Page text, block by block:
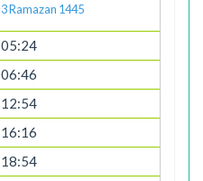
3 Ramazan 1445
05:24
06:46
12:54
16:16
18:54